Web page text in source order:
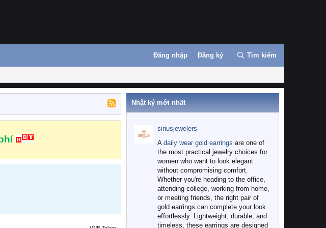
Đăng nhập Đăng ký Tìm kiếm
Nhật ký mới nhất
siriusjewelers
A daily wear gold earrings are one of
the most practical jewelry choices for
women who want to look elegant
without compromising comfort.
Whether you're heading to the office,
attending college, working from home,
or meeting friends, the right pair of
gold earrings can complete your look
effortlessly. Lightweight, durable, and
timeless, these earrings are designed